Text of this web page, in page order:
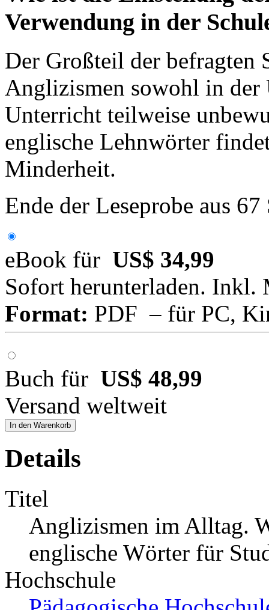
Verwendung in der
Der Großteil der befragten
Anglizismen sowohl in der
Unterricht teilweise
englische Lehnwörter
Minderheit.
Ende der Leseprobe aus
eBook für US$ 34,99
Sofort herunterladen. Inkl.
Format: PDF – für PC,
Buch für US$ 48,99
Versand weltweit
In den Warenkorb
Details
Titel
Anglizismen im Alltag.
englische Wörter für
Hochschule